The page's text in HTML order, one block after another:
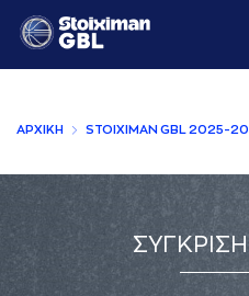
AΡΧΙΚΗ STOIXIMAN GBL 2025-
ΣΥΓΚΡΙΣΗ